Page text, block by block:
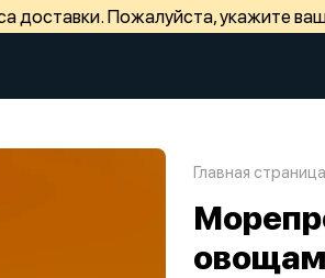
доставки. Пожалуйста, укажите
Главная страница